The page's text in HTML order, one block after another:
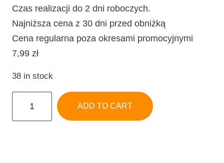
was:
7,99 zł.
is:
4,99 zł.
Czas realizacji do 2 dni roboczych.
Najniższa cena z 30 dni przed obniżką
Cena regularna poza okresami promocyjnymi
7,99 zł
38 in stock
Radwansport
ADD TO CART